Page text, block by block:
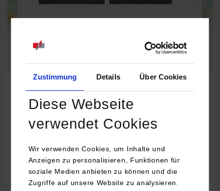
Zustimmung Details Über Cookies
Diese Webseite
verwendet Cookies
Wir verwenden Cookies, um Inhalte und
Anzeigen zu personalisieren, Funktionen für
soziale Medien anbieten zu können und die
Zugriffe auf unsere Website zu analysieren.
Bildung
68161
Mannheim